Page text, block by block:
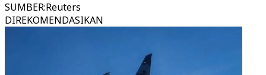
SUMBER:Reuters
DIREKOMENDASIKAN